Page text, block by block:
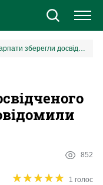
Карпати зберегли досвідченого голкіпера: в клубі повідомили деталі
852
★★★★★
★★★★★ 1 голос